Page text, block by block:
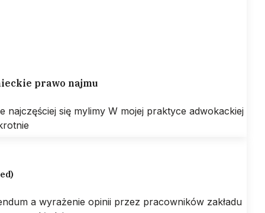
prawo najmu
najczęściej się mylimy W mojej praktyce adwokackiej
a wyrażenie opinii przez pracowników zakładu